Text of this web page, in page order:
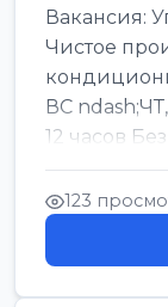
Вакансия:
Чистое
ВС
12 часов
Офаким,
123